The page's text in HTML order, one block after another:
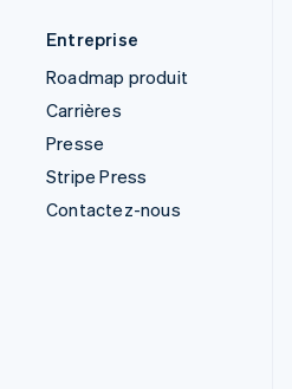
Entreprise
Roadmap produit
Carrières
Presse
Stripe Press
Contactez-nous